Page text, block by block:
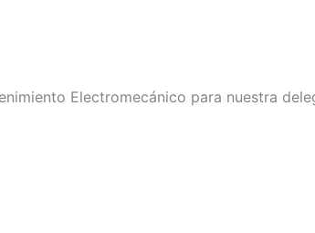
Electromecánico para nuestra